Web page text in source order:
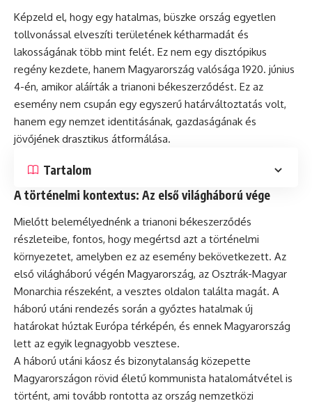
Képzeld el, hogy egy hatalmas, büszke ország egyetlen
tollvonással elveszíti területének kétharmadát és
lakosságának több mint felét. Ez nem egy disztópikus
regény kezdete, hanem Magyarország valósága 1920. június
4-én, amikor aláírták a trianoni békeszerződést. Ez az
esemény nem csupán egy egyszerű határváltoztatás volt,
hanem egy nemzet identitásának, gazdaságának és
jövőjének drasztikus átformálása.
Tartalom
A történelmi kontextus: Az első világháború vége
Mielőtt belemélyednénk a trianoni békeszerződés
részleteibe, fontos, hogy megértsd azt a történelmi
környezetet, amelyben ez az esemény bekövetkezett. Az
első világháború végén Magyarország, az Osztrák-Magyar
Monarchia részeként, a vesztes oldalon találta magát. A
háború utáni rendezés során a győztes hatalmak új
határokat húztak Európa térképén, és ennek Magyarország
lett az egyik legnagyobb vesztese.
A háború utáni káosz és bizonytalanság közepette
Magyarországon rövid életű kommunista hatalomátvétel is
történt, ami tovább rontotta az ország nemzetközi